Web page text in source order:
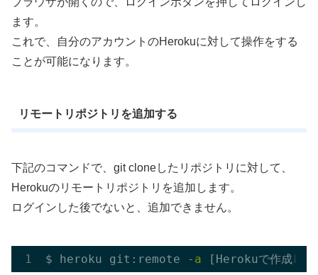
ます。
これで、自分のアカウントのHerokuに対して操作をする
ことが可能になります。
リモートリポジトリを追加する
下記のコマンドで、git cloneしたリポジトリに対して、
Herokuのリモートリポジトリを追加します。
ログインした後でないと、追加できません。
$ heroku git:remote - a